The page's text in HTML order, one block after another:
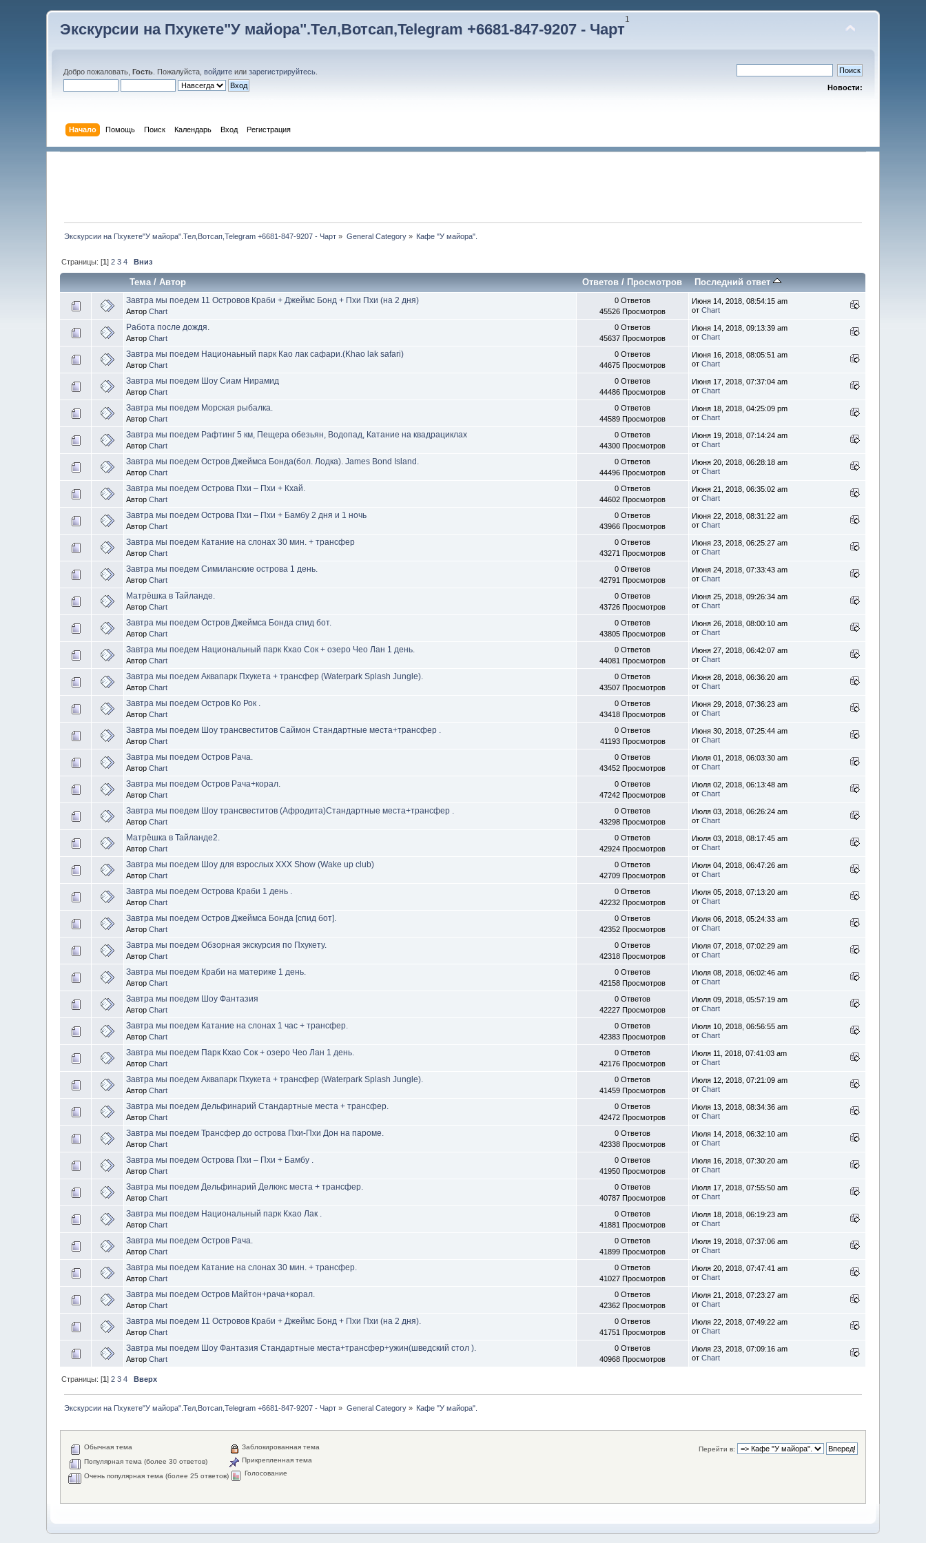
Экскурсии на Пхукете"У майора".Тел,Вотсап,Telegram +6681-847-9207 - Чарт
1
Добро пожаловать,Гость . Пожалуйста,войдите илизарегистрируйтесь
Новости:
Начало Помощь Поиск Календарь Вход Регистрация
Экскурсии на Пхукете"У майора".Тел,Вотсап,Telegram +6681-847-9207 - Чарт » General Category» Кафе "У майора".
Страницы: [1]2 3 4 Вниз
Тема/Автор Ответов / Просмотров Последний ответ
Завтра мы поедем 11 Островов Краби + Джеймс Бонд + Пхи Пхи (на 2 дня)
АвторChart
0 Ответов
45526 Просмотров
Июня 14, 2018, 08:54:15 am
отChart
Работа после дождя.
АвторChart
0 Ответов
45637 Просмотров
Июня 14, 2018, 09:13:39 am
отChart
Завтра мы поедем Национаьный парк Као лак сафари.(Khao lak safari)
АвторChart
0 Ответов
44675 Просмотров
Июня 16, 2018, 08:05:51 am
отChart
Завтра мы поедем Шоу Сиам Нирамид
АвторChart
0 Ответов
44486 Просмотров
Июня 17, 2018, 07:37:04 am
отChart
Завтра мы поедем Морская рыбалка.
АвторChart
0 Ответов
44589 Просмотров
Июня 18, 2018, 04:25:09 pm
отChart
Завтра мы поедем Рафтинг 5 км, Пещера обезьян, Водопад, Катание на квадрациклах
АвторChart
0 Ответов
44300 Просмотров
Июня 19, 2018, 07:14:24 am
отChart
Завтра мы поедем Остров Джеймса Бонда(бол. Лодка). James Bond Island.
АвторChart
0 Ответов
44496 Просмотров
Июня 20, 2018, 06:28:18 am
отChart
Завтра мы поедем Острова Пхи – Пхи + Кхай.
АвторChart
0 Ответов
44602 Просмотров
Июня 21, 2018, 06:35:02 am
отChart
Завтра мы поедем Острова Пхи – Пхи + Бамбу 2 дня и 1 ночь
АвторChart
0 Ответов
43966 Просмотров
Июня 22, 2018, 08:31:22 am
отChart
Завтра мы поедем Катание на слонах 30 мин. + трансфер
АвторChart
0 Ответов
43271 Просмотров
Июня 23, 2018, 06:25:27 am
отChart
Завтра мы поедем Симиланские острова 1 день.
АвторChart
0 Ответов
42791 Просмотров
Июня 24, 2018, 07:33:43 am
отChart
Матрёшка в Тайланде.
АвторChart
0 Ответов
43726 Просмотров
Июня 25, 2018, 09:26:34 am
отChart
Завтра мы поедем Остров Джеймса Бонда спид бот.
АвторChart
0 Ответов
43805 Просмотров
Июня 26, 2018, 08:00:10 am
отChart
Завтра мы поедем Национальный парк Кхао Сок + озеро Чео Лан 1 день.
АвторChart
0 Ответов
44081 Просмотров
Июня 27, 2018, 06:42:07 am
отChart
Завтра мы поедем Аквапарк Пхукета + трансфер (Waterpark Splash Jungle).
АвторChart
0 Ответов
43507 Просмотров
Июня 28, 2018, 06:36:20 am
отChart
Завтра мы поедем Остров Ко Рок .
АвторChart
0 Ответов
43418 Просмотров
Июня 29, 2018, 07:36:23 am
отChart
Завтра мы поедем Шоу трансвеститов Саймон Стандартные места+трансфер .
АвторChart
0 Ответов
41193 Просмотров
Июня 30, 2018, 07:25:44 am
отChart
Завтра мы поедем Остров Рача.
АвторChart
0 Ответов
43452 Просмотров
Июля 01, 2018, 06:03:30 am
отChart
Завтра мы поедем Остров Рача+корал.
АвторChart
0 Ответов
47242 Просмотров
Июля 02, 2018, 06:13:48 am
отChart
Завтра мы поедем Шоу трансвеститов (Афродита)Стандартные места+трансфер .
АвторChart
0 Ответов
43298 Просмотров
Июля 03, 2018, 06:26:24 am
отChart
Матрёшка в Тайланде2.
АвторChart
0 Ответов
42924 Просмотров
Июля 03, 2018, 08:17:45 am
отChart
Завтра мы поедем Шоу для взрослых XXX Show (Wake up club)
АвторChart
0 Ответов
42709 Просмотров
Июля 04, 2018, 06:47:26 am
отChart
Завтра мы поедем Острова Краби 1 день .
АвторChart
0 Ответов
42232 Просмотров
Июля 05, 2018, 07:13:20 am
отChart
Завтра мы поедем Остров Джеймса Бонда [спид бот].
АвторChart
0 Ответов
42352 Просмотров
Июля 06, 2018, 05:24:33 am
отChart
Завтра мы поедем Обзорная экскурсия по Пхукету.
АвторChart
0 Ответов
42318 Просмотров
Июля 07, 2018, 07:02:29 am
отChart
Завтра мы поедем Краби на материке 1 день.
АвторChart
0 Ответов
42158 Просмотров
Июля 08, 2018, 06:02:46 am
отChart
Завтра мы поедем Шоу Фантазия
АвторChart
0 Ответов
42227 Просмотров
Июля 09, 2018, 05:57:19 am
отChart
Завтра мы поедем Катание на слонах 1 час + трансфер.
АвторChart
0 Ответов
42383 Просмотров
Июля 10, 2018, 06:56:55 am
отChart
Завтра мы поедем Парк Кхао Сок + озеро Чео Лан 1 день.
АвторChart
0 Ответов
42176 Просмотров
Июля 11, 2018, 07:41:03 am
отChart
Завтра мы поедем Аквапарк Пхукета + трансфер (Waterpark Splash Jungle).
АвторChart
0 Ответов
41459 Просмотров
Июля 12, 2018, 07:21:09 am
отChart
Завтра мы поедем Дельфинарий Стандартные места + трансфер.
АвторChart
0 Ответов
42472 Просмотров
Июля 13, 2018, 08:34:36 am
отChart
Завтра мы поедем Трансфер до острова Пхи-Пхи Дон на пароме.
АвторChart
0 Ответов
42338 Просмотров
Июля 14, 2018, 06:32:10 am
отChart
Завтра мы поедем Острова Пхи – Пхи + Бамбу .
АвторChart
0 Ответов
41950 Просмотров
Июля 16, 2018, 07:30:20 am
отChart
Завтра мы поедем Дельфинарий Делюкс места + трансфер.
АвторChart
0 Ответов
40787 Просмотров
Июля 17, 2018, 07:55:50 am
отChart
Завтра мы поедем Национальный парк Кхао Лак .
АвторChart
0 Ответов
41881 Просмотров
Июля 18, 2018, 06:19:23 am
отChart
Завтра мы поедем Остров Рача.
АвторChart
0 Ответов
41899 Просмотров
Июля 19, 2018, 07:37:06 am
отChart
Завтра мы поедем Катание на слонах 30 мин. + трансфер.
АвторChart
0 Ответов
41027 Просмотров
Июля 20, 2018, 07:47:41 am
отChart
Завтра мы поедем Остров Майтон+рача+корал.
АвторChart
0 Ответов
42362 Просмотров
Июля 21, 2018, 07:23:27 am
отChart
Завтра мы поедем 11 Островов Краби + Джеймс Бонд + Пхи Пхи (на 2 дня).
АвторChart
0 Ответов
41751 Просмотров
Июля 22, 2018, 07:49:22 am
отChart
Завтра мы поедем Шоу Фантазия Стандартные места+трансфер+ужин(шведский стол ).
АвторChart
0 Ответов
40968 Просмотров
Июля 23, 2018, 07:09:16 am
отChart
Страницы: [1]2 3 4 Вверх
Экскурсии на Пхукете"У майора".Тел,Вотсап,Telegram +6681-847-9207 - Чарт » General Category» Кафе "У майора".
Перейти в:
Обычная тема
Популярная тема (более 30 ответов)
Очень популярная тема (более 25 ответов)
Заблокированная тема
Прикрепленная тема
Голосование